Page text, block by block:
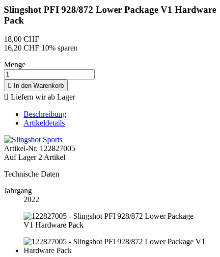
Slingshot PFI 928/872 Lower Package V1 Hardware
Pack
18,00 CHF
16,20 CHF 10% sparen
Menge
 In den Warenkorb
 Liefern wir ab Lager
Beschreibung
Artikeldetails
Artikel-Nr. 122827005
Auf Lager 2 Artikel
Technische Daten
Jahrgang
2022